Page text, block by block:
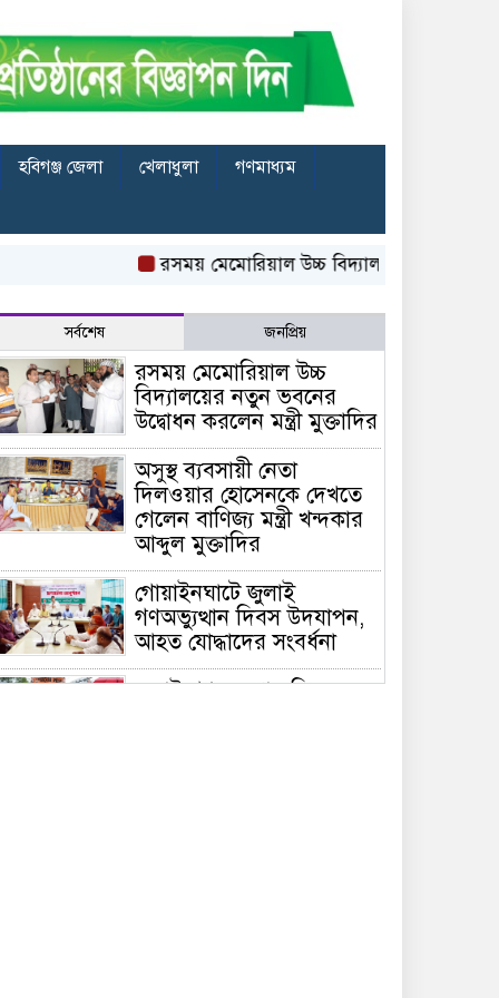
হবিগঞ্জ জেলা খেলাধুলা
গণমাধ্যম
রসময় মেমোরিয়াল উচ্চ বিদ্যালয়ের নতুন ভবনের
সর্বশেষ জনপ্রিয়
রসময় মেমোরিয়াল উচ্চ
বিদ্যালয়ের নতুন ভবনের
উদ্বোধন করলেন মন্ত্রী মুক্তাদির
অসুস্থ ব্যবসায়ী নেতা
দিলওয়ার হোসেনকে দেখতে
গেলেন বাণিজ্য মন্ত্রী খন্দকার
আব্দুল মুক্তাদির
গোয়াইনঘাটে জুলাই
গণঅভ্যুত্থান দিবস উদযাপন,
আহত যোদ্ধাদের সংবর্ধনা
জুলাই গণঅভ্যুত্থান দিবসে